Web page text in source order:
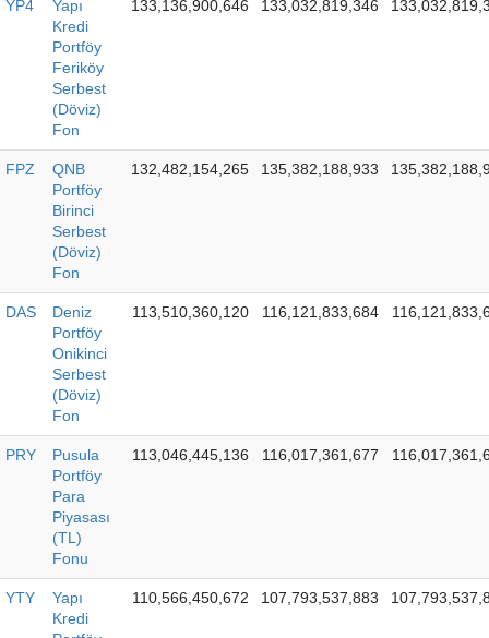
YP4
Yapı
Kredi
Portföy
Feriköy
Serbest
(Döviz)
Fon
133,136,900,646 133,032,819,346
FPZ
QNB
Portföy
Birinci
Serbest
(Döviz)
Fon
132,482,154,265 135,382,188,933
DAS
Deniz
Portföy
Onikinci
Serbest
(Döviz)
Fon
113,510,360,120 116,121,833,684
PRY
Pusula
Portföy
Para
Piyasası
(TL)
Fonu
113,046,445,136 116,017,361,677
YTY
Yapı
Kredi
110,566,450,672 107,793,537,883